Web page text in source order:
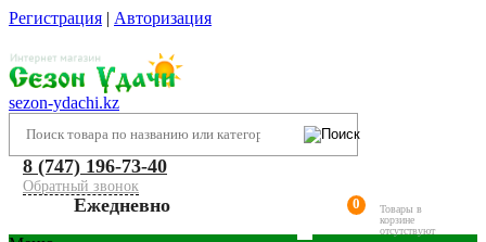
Регистрация | Авторизация
sezon-ydachi.kz
8 (747) 196-73-40
Обратный звонок
Ежедневно 0
Товары в
корзине
отсутствуют